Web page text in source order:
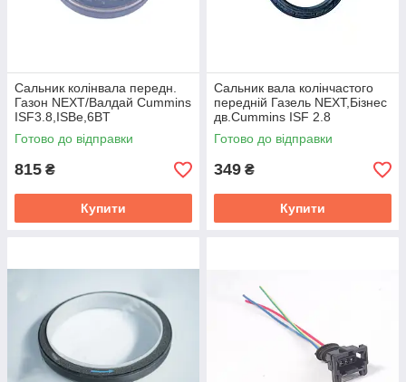
Сальник колінвала передн.
Газон NEXT/Валдай Cummins
ISF3.8,ISBe,6BT
(70x100x12,5) Cummins
4890832
Готово до відправки
815 ₴
Купити
Сальник вала колiнчастого
переднiй Газель NEXT,Бiзнес
дв.Cummins ISF 2.8
(Cummins Investmen)
5265266
Готово до відправки
349 ₴
Купити